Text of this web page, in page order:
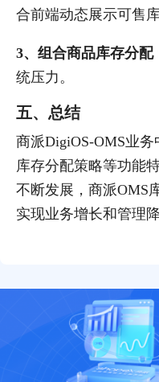
合前端动态展示可售
3、组合商品库存分配
统压力。
五、总结
商派DigiOS-OMS业
库存分配策略等功能
不断发展，商派OMS
实现业务增长和管理